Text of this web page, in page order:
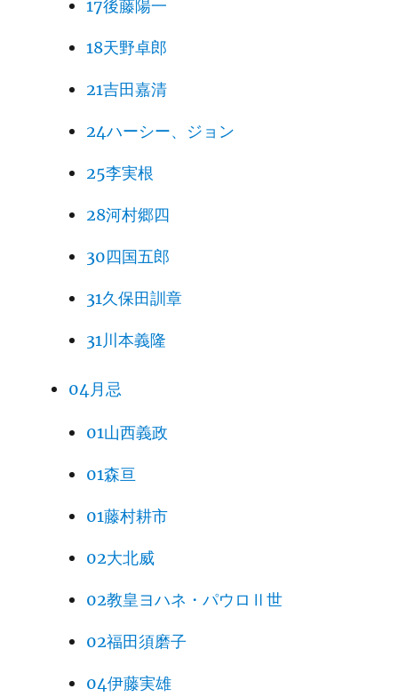
17後藤陽一
18天野卓郎
21吉田嘉清
24ハーシー、ジョン
25李実根
28河村郷四
30四国五郎
31久保田訓章
31川本義隆
04月忌
01山西義政
01森亘
01藤村耕市
02大北威
02教皇ヨハネ・パウロⅡ世
02福田須磨子
04伊藤実雄